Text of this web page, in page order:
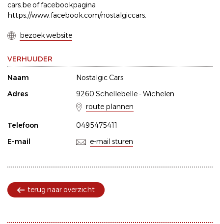
cars.be of facebookpagina
https://www.facebook.com/nostalgiccars.
bezoek website
VERHUUDER
Naam
Nostalgic Cars
Adres
9260 Schellebelle - Wichelen
route plannen
Telefoon
0495475411
E-mail
e-mail sturen
terug naar overzicht